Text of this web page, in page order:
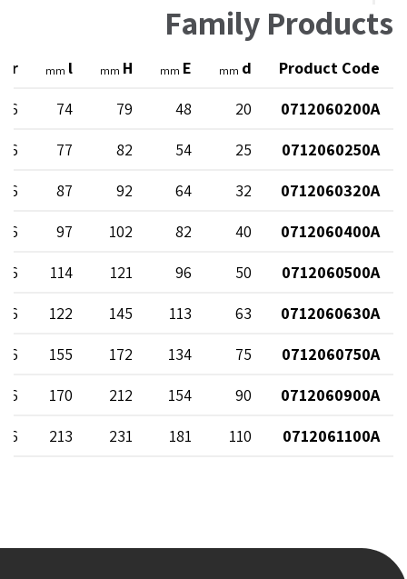
Family Products
Product Code
d
mm
E
mm
H
mm
l
mm
0712060200A
20
48
79
74
0712060250A
25
54
82
77
0712060320A
32
64
92
87
0712060400A
40
82
102
97
0712060500A
50
96
121
114
0712060630A
63
113
145
122
0712060750A
75
134
172
155
0712060900A
90
154
212
170
0712061100A
110
181
231
213